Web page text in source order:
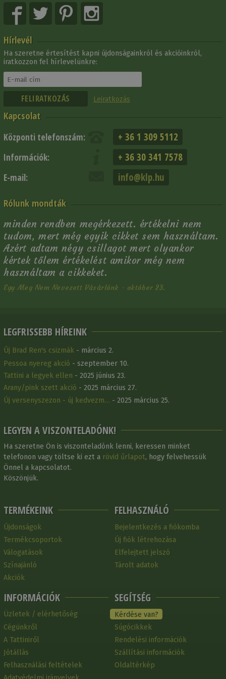
Hírlevél
Ha szeretne értesítést kapni újdonságainkról és akcióinkról,
iratkozzon fel hírlevelünkre:
Leiratkozás
Kapcsolat
Központi telefonszám: + 36 1 309 5112
Információk: + 36 30 341 7578
E-mail: info@klp.hu
Rólunk mondták
minden rendben megérkezett. értékelni nem
tudom, mert még egyik cikket sem használtam.
Azért adtam négy csillagot mert olyankor
kértek tőlem értékelést amikor még nem
használtam a cikkeket.
Egy Meg Nem Nevezett Vásárlónk - október 23.
LEGFRISSEBB HÍREINK
Új Brad Ren's csizmák - március 2.
Pessoa nyereg akció - szeptember 10.
Tattini a legyek ellen - 2025 június 23.
Arany/pink szett akció - 2025 március 27.
Új versenyszezon - új kedvezm… - 2025 március 25.
LEGYEN A VISZONTELADÓNK!
Ha szeretne Ön is viszonteladónk lenni, keressen minket
telefonon vagy töltse ki ezt a rövid űrlapot, hogy felvehessük
Önnel a kapcsolatot.
Köszönjük.
TERMÉKEINK
Újdonságok
Termékcsoportok
Válogatások
Színajánló
Akciók
INFORMÁCIÓK
Üzletek / elérhetőség
Cégünkről
A Tattiniről
Jótállás
Felhasználási feltételek
FELHASZNÁLÓ
Bejelentkezés a fiókomba
Új fiók létrehozása
Elfelejtett jelszó
Tárolt adatok
SEGÍTSÉG
Kérdése van?
Súgócikkek
Rendelési információk
Szállítási információk
Oldaltérkép